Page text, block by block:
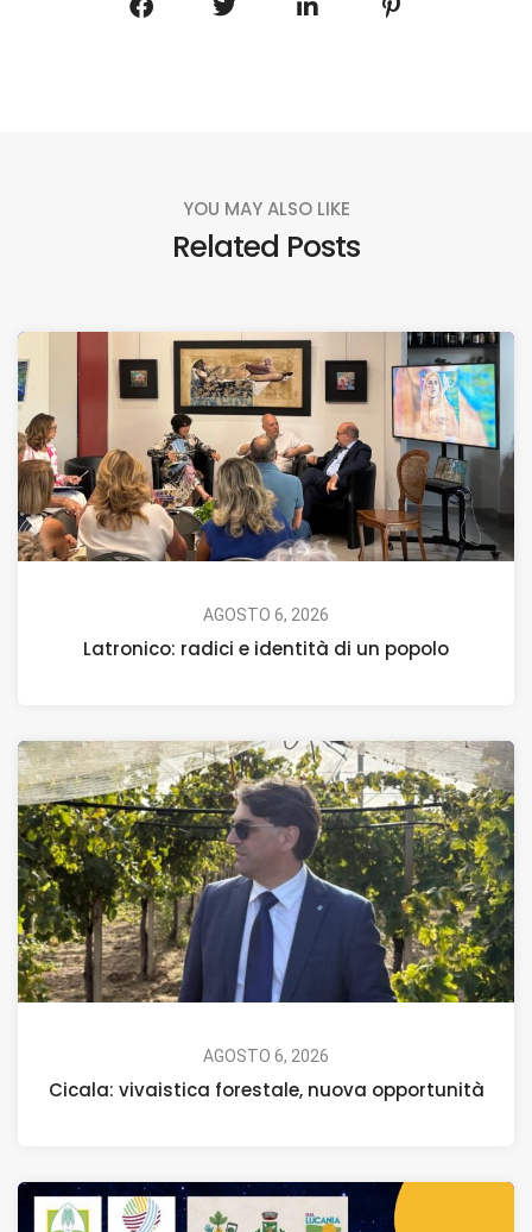
YOU MAY ALSO LIKE
Related Posts
AGOSTO 6, 2026
Latronico: radici e identità di un popolo
AGOSTO 6, 2026
Cicala: vivaistica forestale, nuova opportunità